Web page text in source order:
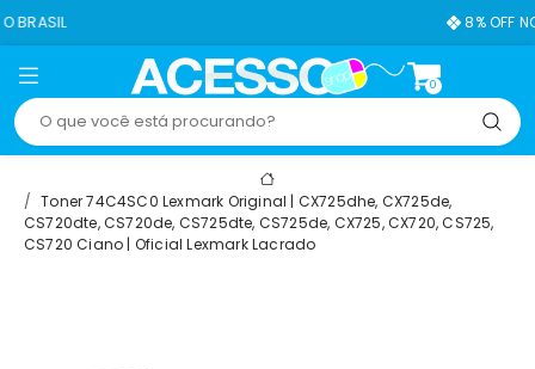
0
Toner 74C4SC0 Lexmark Original | CX725dhe, CX725de,
CS720dte, CS720de, CS725dte, CS725de, CX725, CX720, CS725,
CS720 Ciano | Oficial Lexmark Lacrado